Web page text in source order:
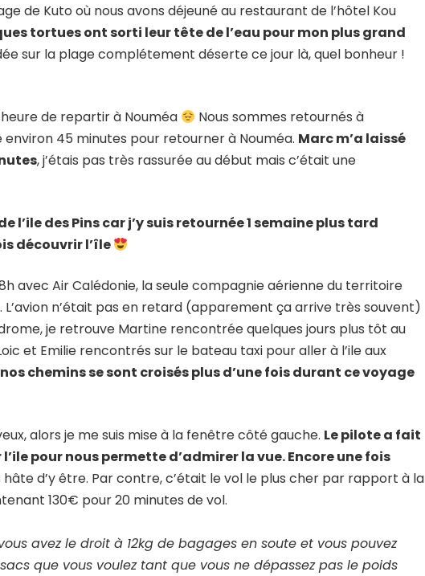
de Kuto où nous avons déjeuné au restaurant de l’hôtel Kou
tortues ont sorti leur tête de l’eau pour mon plus grand
sur la plage complétement déserte ce jour là, quel bonheur !
de repartir à Nouméa
Nous sommes retournés à
environ 45 minutes pour retourner à Nouméa. Marc m’a laissé
, j’étais pas très rassurée au début mais c’était une
l’ile des Pins car j’y suis retournée 1 semaine plus tard
découvrir l’île
8h avec Air Calédonie, la seule compagnie aérienne du territoire
L’avion n’était pas en retard (apparement ça arrive très souvent)
je retrouve Martine rencontrée quelques jours plus tôt au
et Emilie rencontrés sur le bateau taxi pour aller à l’ile aux
chemins se sont croisés plus d’une fois durant ce voyage
alors je me suis mise à la fenêtre côté gauche. Le pilote a fait
pour nous permette d’admirer la vue. Encore une fois
hâte d’y être. Par contre, c’était le vol le plus cher par rapport à la
130€ pour 20 minutes de vol.
avez le droit à 12kg de bagages en soute et vous pouvez
que vous voulez tant que vous ne dépassez pas le poids